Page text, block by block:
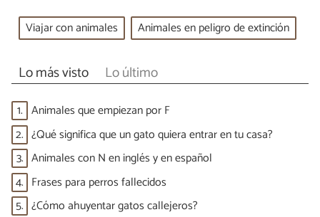
Viajar con animales Animales en peligro de extinción
Lo más visto Lo último
1. Animales que empiezan por F
2. ¿Qué significa que un gato quiera entrar en tu casa?
3. Animales con N en inglés y en español
4. Frases para perros fallecidos
5. ¿Cómo ahuyentar gatos callejeros?